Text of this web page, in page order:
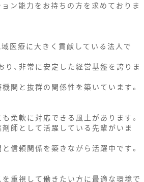
ン能力をお持ちの方を求めておりま
医療に大きく貢献している法人で
、非常に安定した経営基盤を誇りま
関と抜群の関係性を築いています。
柔軟に対応できる風土があります。
師として活躍している先輩がいま
信頼関係を築きながら活躍中です。
重視して働きたい方に最適な環境で